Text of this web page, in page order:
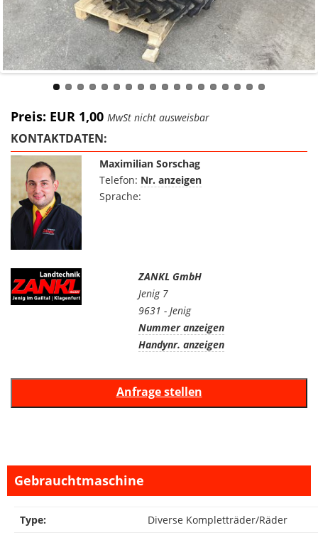
Preis: EUR 1,00 MwSt nicht ausweisbar
KONTAKTDATEN:
Maximilian Sorschag
Telefon: Nr. anzeigen
Sprache:
ZANKL GmbH
Jenig 7
9631 - Jenig
Nummer anzeigen
Handynr. anzeigen
Gebrauchtmaschine
Type:
Diverse Kompletträder/Räder